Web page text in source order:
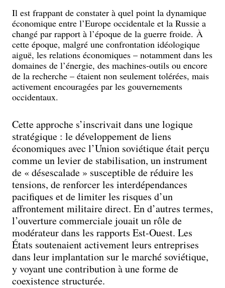
Il est frappant de constater à quel point la dynamique
économique entre l’Europe occidentale et la Russie a
changé par rapport à l’époque de la guerre froide. À
cette époque, malgré une confrontation idéologique
aiguë, les relations économiques – notamment dans les
domaines de l’énergie, des machines-outils ou encore
de la recherche – étaient non seulement tolérées, mais
activement encouragées par les gouvernements
occidentaux.
Cette approche s’inscrivait dans une logique
stratégique : le développement de liens
économiques avec l’Union soviétique était perçu
comme un levier de stabilisation, un instrument
de « désescalade » susceptible de réduire les
tensions, de renforcer les interdépendances
pacifiques et de limiter les risques d’un
affrontement militaire direct. En d’autres termes,
l’ouverture commerciale jouait un rôle de
modérateur dans les rapports Est-Ouest. Les
États soutenaient activement leurs entreprises
dans leur implantation sur le marché soviétique,
y voyant une contribution à une forme de
coexistence structurée.